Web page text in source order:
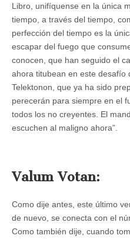
Libro, unifíquense en la única
tiempo, a través del tiempo,
perfección del tiempo es la
escapar del fuego que
conocen, que han seguido el
ahora titubean en este desafío
Telektonon, que ya ha sido
perecerán para siempre en el
todos los no creyentes. El
escuchen al maligno ahora”.
Valum Votan:
Como dije antes, este último
de nuevo, se conecta con el
Como también dije, cuando